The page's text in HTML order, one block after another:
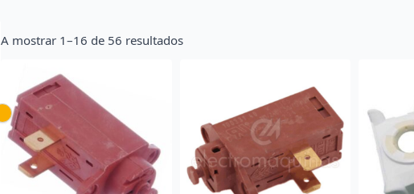
A mostrar 1–16 de 56 resultados